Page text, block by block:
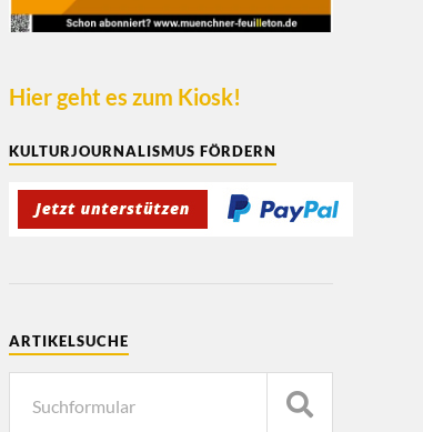
Hier geht es zum Kiosk!
KULTURJOURNALISMUS FÖRDERN
ARTIKELSUCHE